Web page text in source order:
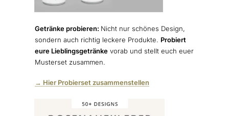
Getränke probieren: Nicht nur schönes Design,
sondern auch richtig leckere Produkte. Probiert
eure Lieblingsgetränkevorab und stellt euch euer
Musterset zusammen.
→ Hier Probierset zusammenstellen